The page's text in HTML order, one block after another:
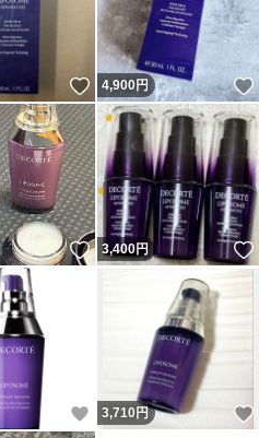
いいね！
4,900円
いいね！
3,400円
いいね！
3,710 円